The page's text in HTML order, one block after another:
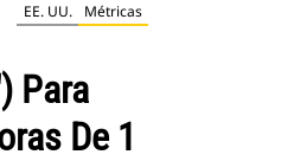
EE. UU. Métricas
Para
De 1